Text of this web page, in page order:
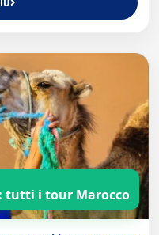
tutti i tour Marocco